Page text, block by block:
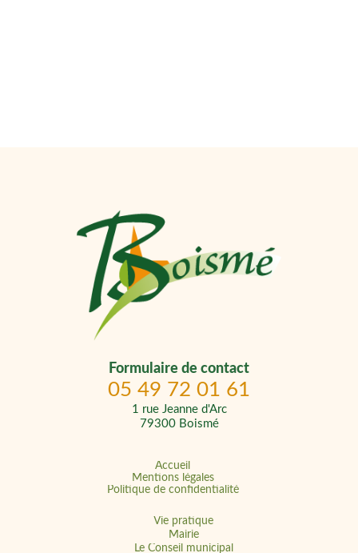
Formulaire de contact
05 49 72 01 61
1 rue Jeanne d'Arc
79300 Boismé
Accueil
Mentions légales
Politique de confidentialité
Vie pratique
Mairie
Le Conseil municipal